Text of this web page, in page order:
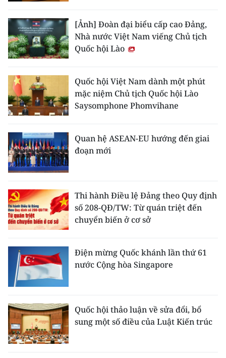
[Ảnh] Đoàn đại biểu cấp cao Đảng,
Nhà nước Việt Nam viếng Chủ tịch
Quốc hội Lào
Quốc hội Việt Nam dành một phút
mặc niệm Chủ tịch Quốc hội Lào
Saysomphone Phomvihane
Quan hệ ASEAN-EU hướng đến giai
đoạn mới
Thi hành Điều lệ Đảng theo Quy định
số 208-QĐ/TW: Từ quán triệt đến
chuyển biến ở cơ sở
Điện mừng Quốc khánh lần thứ 61
nước Cộng hòa Singapore
Quốc hội thảo luận về sửa đổi, bổ
sung một số điều của Luật Kiến trúc